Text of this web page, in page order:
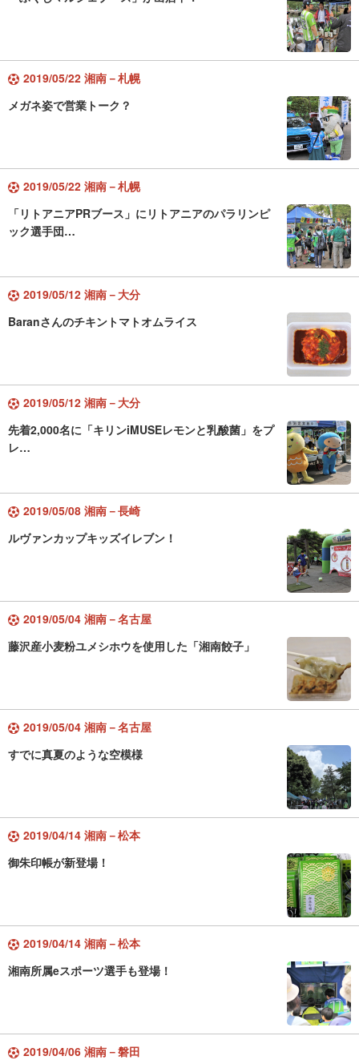
2019/05/22 湘南－札幌
メガネ姿で営業トーク？
2019/05/22 湘南－札幌
「リトアニアPRブース」にリトアニアのパラリンピ
ック選手団…
2019/05/12 湘南－大分
Baranさんのチキントマトオムライス
2019/05/12 湘南－大分
先着2,000名に「キリンiMUSEレモンと乳酸菌」をプ
レ…
2019/05/08 湘南－長崎
ルヴァンカップキッズイレブン！
2019/05/04 湘南－名古屋
藤沢産小麦粉ユメシホウを使用した「湘南餃子」
2019/05/04 湘南－名古屋
すでに真夏のような空模様
2019/04/14 湘南－松本
御朱印帳が新登場！
2019/04/14 湘南－松本
湘南所属eスポーツ選手も登場！
2019/04/06 湘南－磐田